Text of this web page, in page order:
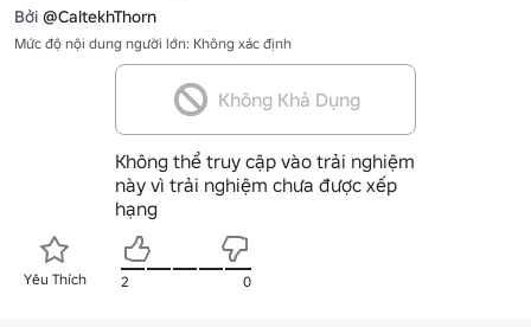
Bởi @CaltekhThorn
Mức độ nội dung người lớn: Không xác định
Không Khả Dụng
Không thể truy cập vào trải nghiệm
này vì trải nghiệm chưa được xếp
hạng
Yêu Thích 2 0